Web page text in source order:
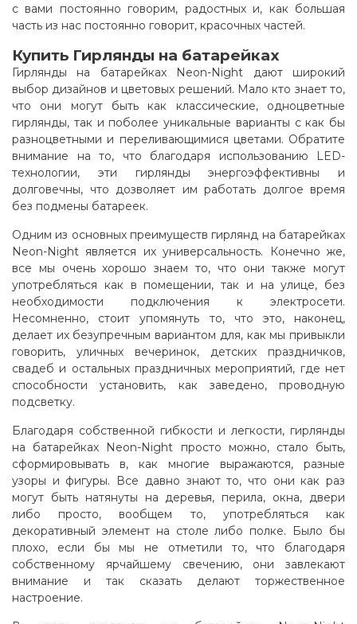
с вами постоянно говорим, радостных и, как большая
часть из нас постоянно говорит, красочных частей.
Купить Гирлянды на батарейках
Гирлянды на батарейках Neon-Night дают широкий
выбор дизайнов и цветовых решений. Мало кто знает то,
что они могут быть как классические, одноцветные
гирлянды, так и поболее уникальные варианты с как бы
разноцветными и переливающимися цветами. Обратите
внимание на то, что благодаря использованию LED-
технологии, эти гирлянды энергоэффективны и
долговечны, что дозволяет им работать долгое время
без подмены батареек.
Одним из основных преимуществ гирлянд на батарейках
Neon-Night является их универсальность. Конечно же,
все мы очень хорошо знаем то, что они также могут
употребляться как в помещении, так и на улице, без
необходимости подключения к электросети.
Несомненно, стоит упомянуть то, что это, наконец,
делает их безупречным вариантом для, как мы привыкли
говорить, уличных вечеринок, детских праздничков,
свадеб и остальных праздничных мероприятий, где нет
способности установить, как заведено, проводную
подсветку.
Благодаря собственной гибкости и легкости, гирлянды
на батарейках Neon-Night просто можно, стало быть,
сформировывать в, как многие выражаются, разные
узоры и фигуры. Все давно знают то, что они как раз
могут быть натянуты на деревья, перила, окна, двери
либо просто, вообщем то, употребляться как
декоративный элемент на столе либо полке. Было бы
плохо, если бы мы не отметили то, что благодаря
собственному ярчайшему свечению, они завлекают
внимание и так сказать делают торжественное
настроение.